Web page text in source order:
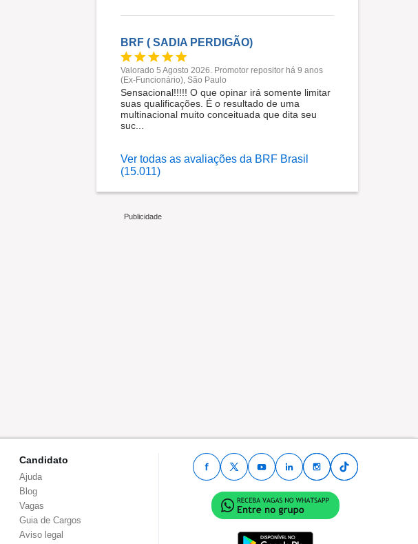
BRF ( SADIA PERDIGÃO)
Valorado 5 Agosto 2026. Promotor repositor há 9 anos
(Ex-Funcionário), São Paulo
Sensacional!!!!! O que opinar irá somente limitar
suas qualificações. É o resultado de uma
multinacional muito conceituada que dita seu
suc...
Ver todas as avaliações da BRF Brasil
(15.011)
Candidato
Ajuda
Blog
Vagas
Guia de Cargos
Aviso legal